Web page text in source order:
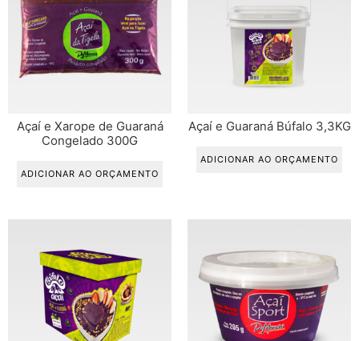
Açaí e Xarope de Guaraná
Congelado 300G
ADICIONAR AO ORÇAMENTO
Açaí e Guaraná Búfalo 3,3KG
ADICIONAR AO ORÇAMENTO